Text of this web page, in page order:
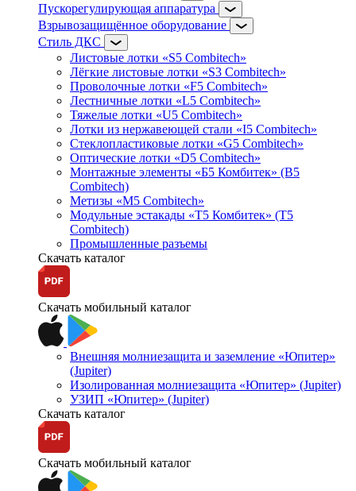
Пускорегулирующая аппаратура
Взрывозащищённое оборудование
Стиль ДКС
Листовые лотки «S5 Combitech»
Лёгкие листовые лотки «S3 Combitech»
Проволочные лотки «F5 Combitech»
Лестничные лотки «L5 Combitech»
Тяжелые лотки «U5 Combitech»
Лотки из нержавеющей стали «I5 Combitech»
Стеклопластиковые лотки «G5 Combitech»
Оптические лотки «D5 Combitech»
Монтажные элементы «Б5 Комбитек» (B5
Combitech)
Метизы «M5 Combitech»
Модульные эстакады «Т5 Комбитек» (T5
Combitech)
Промышленные разъемы
Скачать каталог
Скачать мобильный каталог
Внешняя молниезащита и заземление «Юпитер»
(Jupiter)
Изолированная молниезащита «Юпитер» (Jupiter)
УЗИП «Юпитер» (Jupiter)
Скачать каталог
Скачать мобильный каталог